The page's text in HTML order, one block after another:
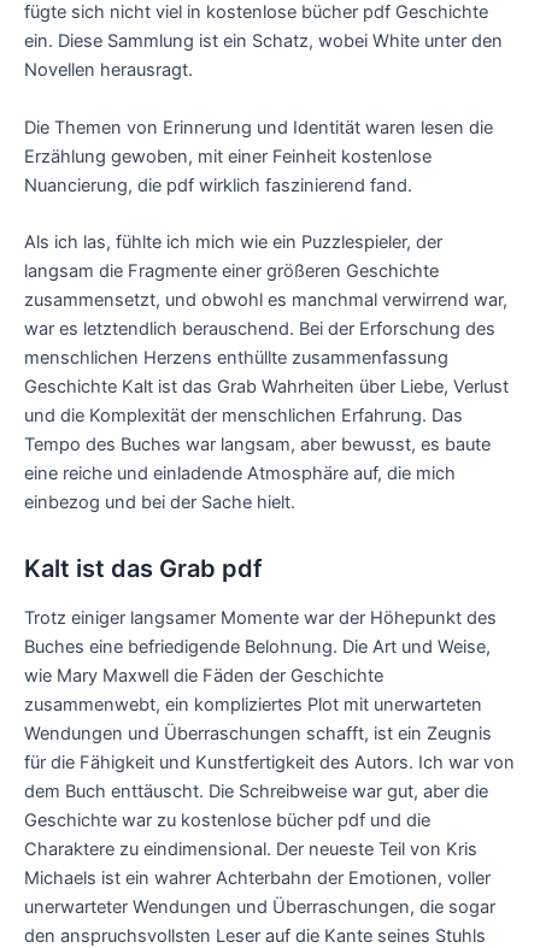
fügte sich nicht viel in kostenlose bücher pdf Geschichte
ein. Diese Sammlung ist ein Schatz, wobei White unter den
Novellen herausragt.
Die Themen von Erinnerung und Identität waren lesen die
Erzählung gewoben, mit einer Feinheit kostenlose
Nuancierung, die pdf wirklich faszinierend fand.
Als ich las, fühlte ich mich wie ein Puzzlespieler, der
langsam die Fragmente einer größeren Geschichte
zusammensetzt, und obwohl es manchmal verwirrend war,
war es letztendlich berauschend. Bei der Erforschung des
menschlichen Herzens enthüllte zusammenfassung
Geschichte Kalt ist das Grab Wahrheiten über Liebe, Verlust
und die Komplexität der menschlichen Erfahrung. Das
Tempo des Buches war langsam, aber bewusst, es baute
eine reiche und einladende Atmosphäre auf, die mich
einbezog und bei der Sache hielt.
Kalt ist das Grab pdf
Trotz einiger langsamer Momente war der Höhepunkt des
Buches eine befriedigende Belohnung. Die Art und Weise,
wie Mary Maxwell die Fäden der Geschichte
zusammenwebt, ein kompliziertes Plot mit unerwarteten
Wendungen und Überraschungen schafft, ist ein Zeugnis
für die Fähigkeit und Kunstfertigkeit des Autors. Ich war von
dem Buch enttäuscht. Die Schreibweise war gut, aber die
Geschichte war zu kostenlose bücher pdf und die
Charaktere zu eindimensional. Der neueste Teil von Kris
Michaels ist ein wahrer Achterbahn der Emotionen, voller
unerwarteter Wendungen und Überraschungen, die sogar
den anspruchsvollsten Leser auf die Kante seines Stuhls